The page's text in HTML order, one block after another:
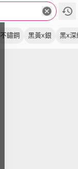
不鏽鋼 黑黃x銀 黑x深